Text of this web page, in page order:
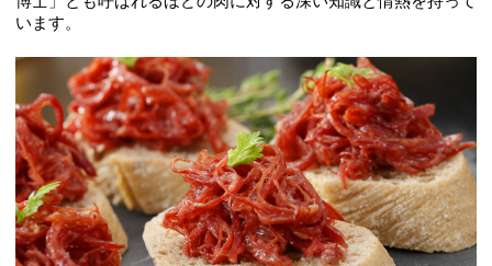
います。